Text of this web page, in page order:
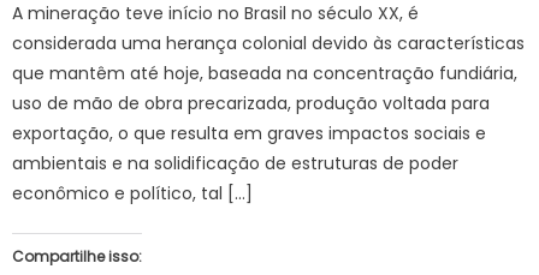
A mineração teve início no Brasil no século XX, é
considerada uma herança colonial devido às características
que mantêm até hoje, baseada na concentração fundiária,
uso de mão de obra precarizada, produção voltada para
exportação, o que resulta em graves impactos sociais e
ambientais e na solidificação de estruturas de poder
econômico e político, tal […]
Compartilhe isso: